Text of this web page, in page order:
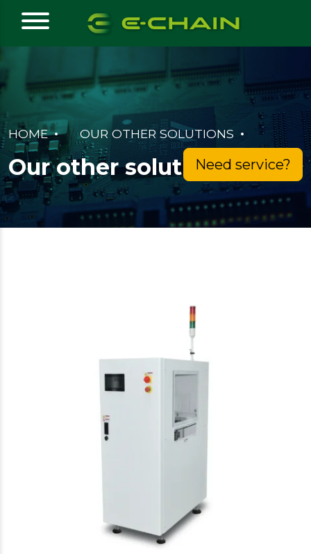
HOME OUR OTHER SOLUTIONS
Our other solutionsNeed service?
Our other solutions
Konvejorok